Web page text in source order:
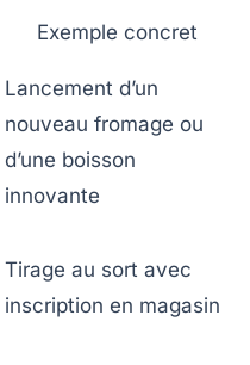
Exemple concret
Lancement d’un
nouveau fromage ou
d’une boisson
innovante
Tirage au sort avec
inscription en magasin